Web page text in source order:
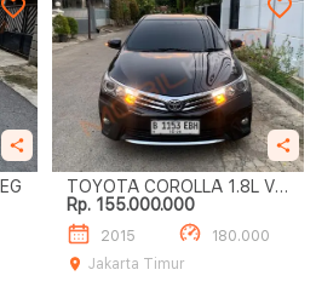
1.8 SEG
TOYOTA COROLLA 1.8L V
A/T
Rp. 155.000.000
2015
180.000
Jakarta Timur